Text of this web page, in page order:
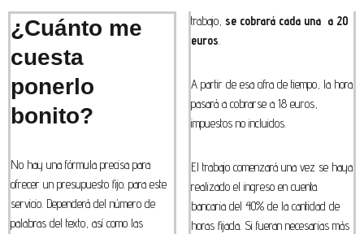
¿Cuánto me
cuesta
ponerlo
bonito?
No hay una fórmula precisa para
ofrecer un presupuesto fijo. para este
servicio. Dependerá del número de
palabras del texto, así como las
trabajo, se cobrará cada una a 20
euros
A partir de esa cifra de tiempo, la hora
pasará a cobrarse a 18 euros,
impuestos no incluidos.
El trabajo comenzará una vez se haya
realizado el ingreso en cuenta
bancaria del 40% de la cantidad de
horas fijada. Si fueran necesarias más